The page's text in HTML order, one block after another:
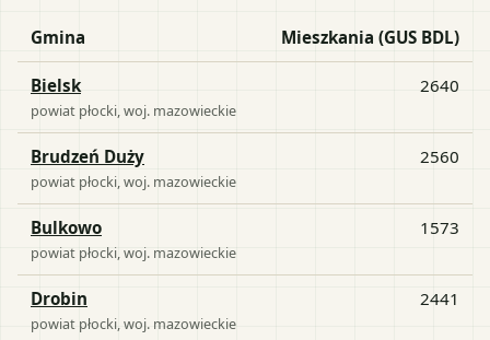
Gmina Mieszkania (GUS BDL)
Bielsk
powiat płocki , woj. mazowieckie
2640
Brudzeń Duży
powiat płocki , woj. mazowieckie
2560
Bulkowo
powiat płocki , woj. mazowieckie
1573
Drobin
powiat płocki , woj. mazowieckie
2441